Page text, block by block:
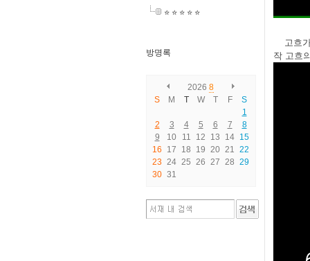
⭐️ ⭐️ ⭐️ ⭐️ ⭐️
방명록
2026 8
S
M T W T F
S
1
2
3 4 5 6 7
8
9
10 11 12 13 14 15
16
17 18 19 20 21 22
23 24 25 26 27 28 29
30 31
고흐
작 고흐